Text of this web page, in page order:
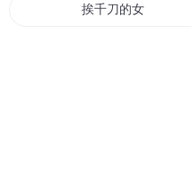
挨千刀的女人